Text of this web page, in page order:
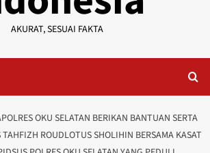
AKURAT, SESUAI FAKTA
OKU SELATAN BERIKAN BANTUAN SERTA
TAHFIZH ROUDLOTUS SHOLIHIN BERSAMA KASAT